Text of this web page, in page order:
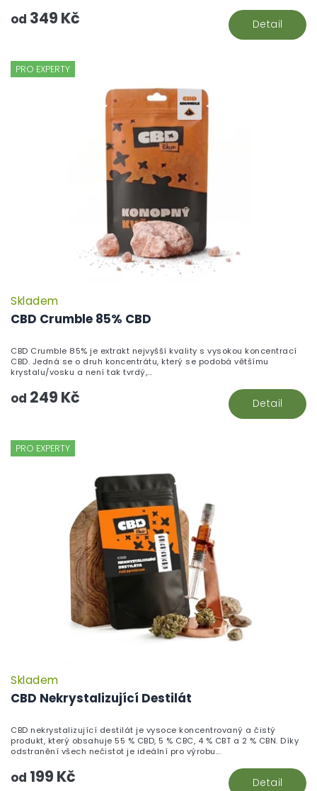
od 349 Kč Detail
PRO EXPERTY
CBD Crumble 85% CBD
Skladem
od 249 Kč Detail
CBD Crumble 85% je extrakt nejvyšší kvality s vysokou koncentrací
CBD. Jedná se o druh koncentrátu, který se podobá většímu
krystalu/vosku a není tak tvrdý,...
PRO EXPERTY
CBD Nekrystalizující Destilát
Skladem
od 199 Kč Detail
CBD nekrystalizující destilát je vysoce koncentrovaný a čistý
produkt, který obsahuje 55 % CBD, 5 % CBC, 4 % CBT a 2 % CBN. Díky
odstranění všech nečistot je ideální pro výrobu...